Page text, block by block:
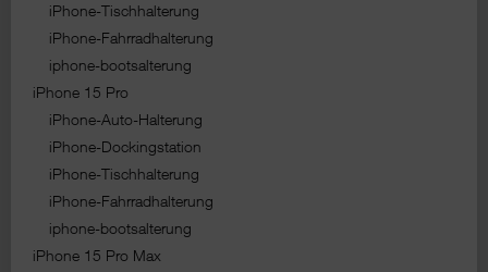
iPhone-Tischhalterung
iPhone-Fahrradhalterung
iphone-bootsalterung
iPhone 15 Pro
iPhone-Auto-Halterung
iPhone-Dockingstation
iPhone-Tischhalterung
iPhone-Fahrradhalterung
iphone-bootsalterung
iPhone 15 Pro Max